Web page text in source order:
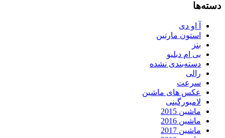
دسته‌ها
آ او دی
استون مارتین
بنز
بی ام دبلیو
دسته‌بندی نشده
رالی
سرعت
عکس های ماشین
لامبورگینی
ماشین 2015
ماشین 2016
ماشین 2017